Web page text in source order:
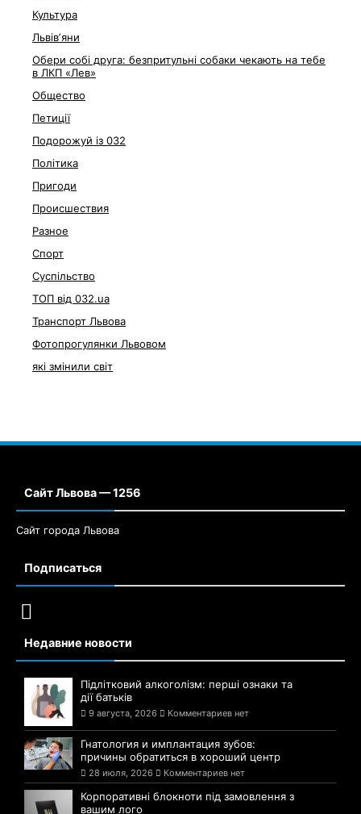
Культура
Львівʼяни
Обери собі друга: безпритульні собаки чекають на тебе
в ЛКП «Лев»
Общество
Петиції
Подорожуй із 032
Політика
Пригоди
Происшествия
Разное
Спорт
Суспільство
ТОП від 032.ua
Транспорт Львова
Фотопрогулянки Львовом
які змінили світ
Сайт Львова — 1256
Сайт города Львова
Подписаться
Недавние новости
Підлітковий алкоголізм: перші ознаки та
дії батьків
9 августа, 2026 Комментариев нет
Гнатология и имплантация зубов:
причины обратиться в хороший центр
28 июля, 2026 Комментариев нет
Корпоративні блокноти під замовлення з
вашим лого